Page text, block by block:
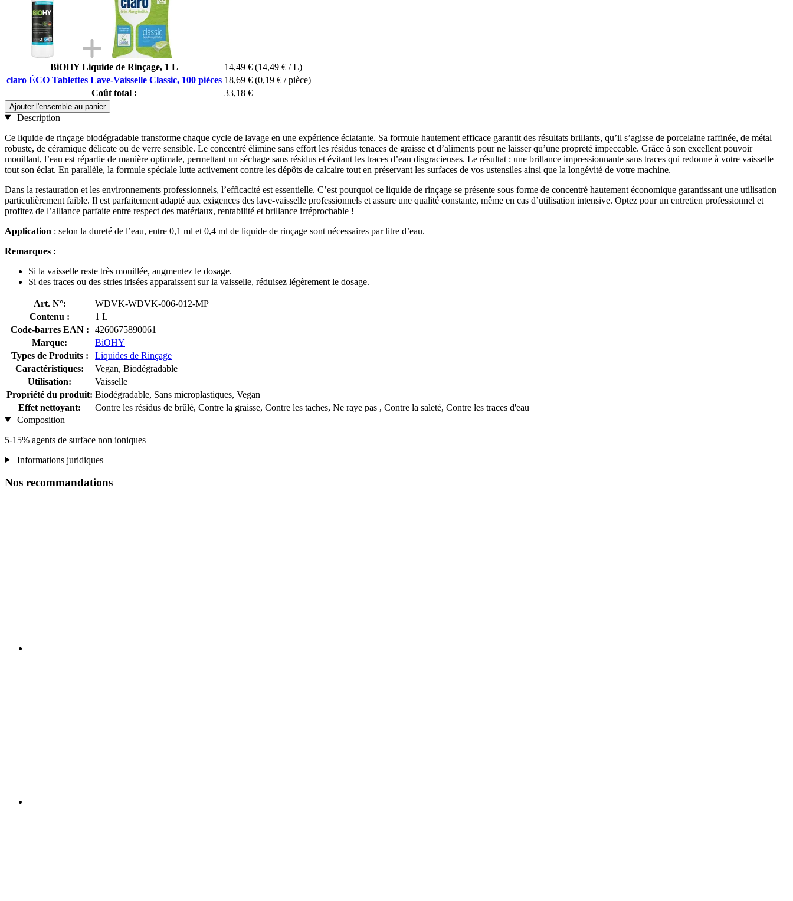
BiOHY Liquide de Rinçage, 1 L 14,49 € (14,49 € / L)
claro ÉCO Tablettes Lave-Vaisselle Classic, 100 pièces 18,69 € (0,19 € / pièce)
Coût total :
33,18 €
Ajouter l'ensemble au panier
Description
Ce liquide de rinçage biodégradable transforme chaque cycle de lavage en une expérience éclatante. Sa formule hautement efficace garantit des résultats brillants, qu’il s’agisse de porcelaine raffinée, de métal
robuste, de céramique délicate ou de verre sensible. Le concentré élimine sans effort les résidus tenaces de graisse et d’aliments pour ne laisser qu’une propreté impeccable. Grâce à son excellent pouvoir
mouillant, l’eau est répartie de manière optimale, permettant un séchage sans résidus et évitant les traces d’eau disgracieuses. Le résultat : une brillance impressionnante sans traces qui redonne à votre vaisselle
tout son éclat. En parallèle, la formule spéciale lutte activement contre les dépôts de calcaire tout en préservant les surfaces de vos ustensiles ainsi que la longévité de votre machine.
Dans la restauration et les environnements professionnels, l’efficacité est essentielle. C’est pourquoi ce liquide de rinçage se présente sous forme de concentré hautement économique garantissant une utilisation
particulièrement faible. Il est parfaitement adapté aux exigences des lave-vaisselle professionnels et assure une qualité constante, même en cas d’utilisation intensive. Optez pour un entretien professionnel et
profitez de l’alliance parfaite entre respect des matériaux, rentabilité et brillance irréprochable !
Application : selon la dureté de l’eau, entre 0,1 ml et 0,4 ml de liquide de rinçage sont nécessaires par litre d’eau.
Remarques :
Si la vaisselle reste très mouillée, augmentez le dosage.
Si des traces ou des stries irisées apparaissent sur la vaisselle, réduisez légèrement le dosage.
Art. N°:
WDVK-WDVK-006-012-MP
Contenu :
1 L
Code-barres EAN :
4260675890061
Marque:
BiOHY
Types de Produits :
Liquides de Rinçage
Caractéristiques:
Vegan, Biodégradable
Utilisation:
Vaisselle
Propriété du produit: Biodégradable, Sans microplastiques, Vegan
Effet nettoyant:
Contre les résidus de brûlé, Contre la graisse, Contre les taches, Ne raye pas , Contre la saleté, Contre les traces d'eau
Composition
5-15% agents de surface non ioniques
Informations juridiques
Nos recommandations